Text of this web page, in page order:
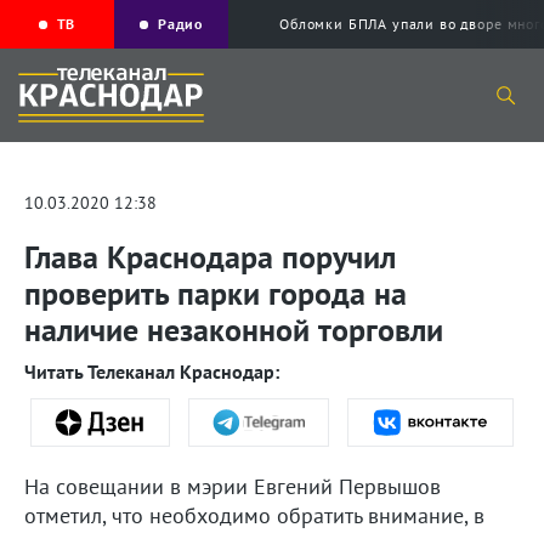
ТВ Радио Обломки БПЛА упали во дворе
10.03.2020 12:38
Глава Краснодара поручил
проверить парки города на
наличие незаконной торговли
Читать Телеканал Краснодар:
На совещании в мэрии Евгений Первышов
отметил, что необходимо обратить внимание, в